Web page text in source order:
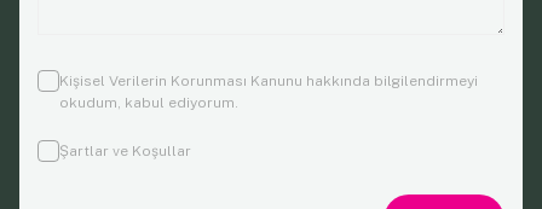
Kişisel Verilerin Korunması Kanunu hakkında bilgilendirmeyi
okudum, kabul ediyorum.
Şartlar ve Koşullar